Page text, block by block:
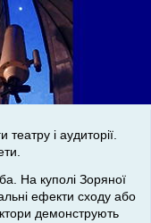
і аудиторії.
На куполі Зоряної
ефекти сходу або
демонструють